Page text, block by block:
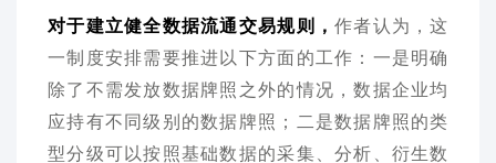
对于建立健全数据流通交易规则，作者认为，这
一制度安排需要推进以下方面的工作：一是明确
除了不需发放数据牌照之外的情况，数据企业均
应持有不同级别的数据牌照；二是数据牌照的类
型分级可以按照基础数据的采集、分析、衍生数